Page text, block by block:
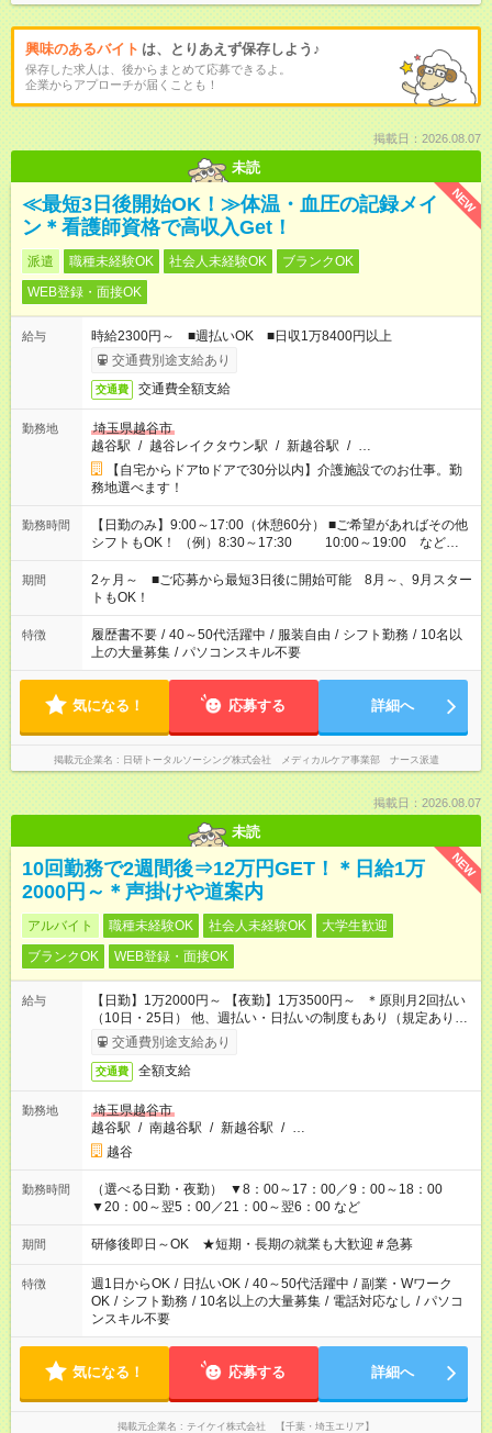
興味のあるバイト は、とりあえず保存しよう♪
保存した求人は、後からまとめて応募できるよ。
企業からアプローチが届くことも！
掲載日：2026.08.07
未読
NEW
≪最短3日後開始OK！≫体温・血圧の記録メイ
ン＊看護師資格で高収入Get！
派遣 職種未経験OK 社会人未経験OK
ブランクOK
WEB登録・面接OK
給与
時給2300円～ ■週払いOK ■日収1万8400円以上
交通費別途支給あり
交通費 交通費全額支給
勤務地
埼玉県越谷市
越谷駅 / 越谷レイクタウン駅 / 新越谷駅 / …
【自宅からドアtoドアで30分以内】介護施設でのお仕事。勤
務地選べます！
勤務時間
【日勤のみ】9:00～17:00（休憩60分） ■ご希望があればその他
シフトもOK！ （例）8:30～17:30 10:00～19:00 など
「家族とお休みを合わせたい」 「できれば残業はしたくない」
など、あなたのご希望に沿ったお仕事をご紹介します！ ※Wワ
ーク希望の方へ 今ご覧のお仕事で希望する勤務時間と、もう1つ
のお仕事の勤務時間。 合計で週40時間を超える場合は応募でき
ません
期間
2ヶ月～ ■ご応募から最短3日後に開始可能 8月～、9月スター
トもOK！
特徴 履歴書不要 / 40～50代活躍中 / 服装自由 / シフト勤務 / 10名以
上の大量募集 / パソコンスキル不要
気になる！ 応募する 詳細へ
掲載元企業名 日研トータルソーシング株式会社 メディカルケア事業部 ナース派遣
掲載日：2026.08.07
未読
NEW
10回勤務で2週間後⇒12万円GET！＊日給1万
2000円～＊声掛けや道案内
アルバイト 職種未経験OK 社会人未経験OK
大学生歓迎
ブランクOK
WEB登録・面接OK
給与
【日勤】1万2000円～ 【夜勤】1万3500円～ ＊原則月2回払い
（10日・25日） 他、週払い・日払いの制度もあり（規定あり）
＃日収1万円以上
交通費別途支給あり
交通費 全額支給
勤務地
埼玉県越谷市
越谷駅 / 南越谷駅 / 新越谷駅 / …
越谷
勤務時間
（選べる日勤・夜勤） ▼8：00～17：00／9：00～18：00
▼20：00～翌5：00／21：00～翌6：00 など
期間 研修後即日～OK ★短期・長期の就業も大歓迎＃急募
特徴 週1日からOK / 日払いOK / 40～50代活躍中 / 副業・Wワーク
OK / シフト勤務 / 10名以上の大量募集 / 電話対応なし / パソコ
ンスキル不要
気になる！ 応募する 詳細へ
掲載元企業名 テイケイ株式会社 【千葉・埼玉エリア】